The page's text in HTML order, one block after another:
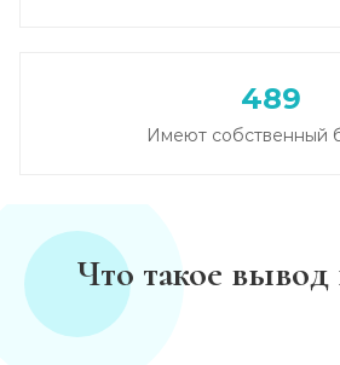
489
Имеют собственный
Что такое вывод